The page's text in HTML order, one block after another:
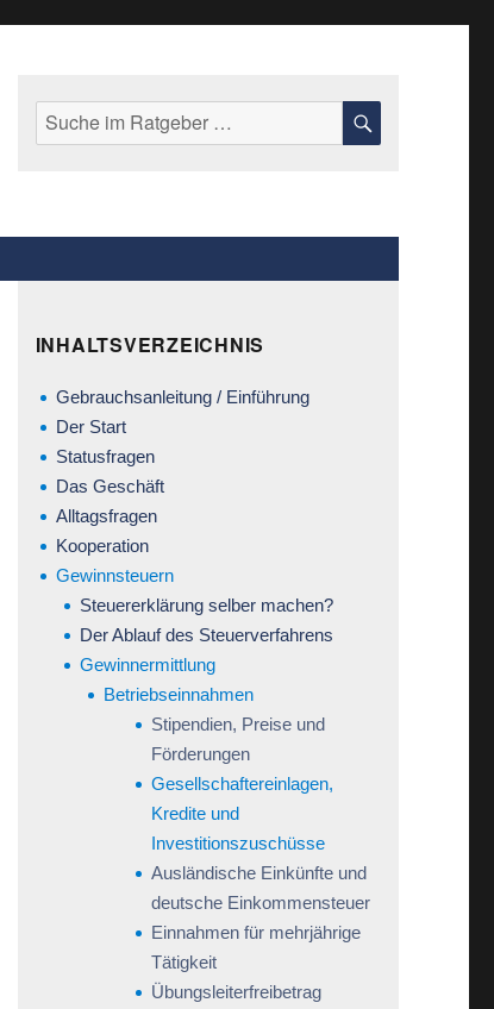
Suche
nach:
INHALTSVERZEICHNIS
Gebrauchsanleitung / Einführung
Der Start
Statusfragen
Das Geschäft
Alltagsfragen
Kooperation
Gewinnsteuern
Steuererklärung selber machen?
Der Ablauf des Steuerverfahrens
Gewinnermittlung
Betriebseinnahmen
Stipendien, Preise und
Förderungen
Gesellschaftereinlagen,
Kredite und
Investitionszuschüsse
Ausländische Einkünfte und
deutsche Einkommensteuer
Einnahmen für mehrjährige
Tätigkeit
Übungsleiterfreibetrag